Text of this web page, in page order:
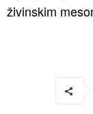
živinskim